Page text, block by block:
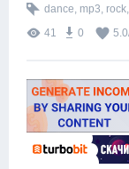
dance, mp3, rock,
41
0 5.0